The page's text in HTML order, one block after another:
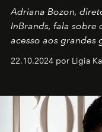
Adriana Bozon,
InBrands, fala sobre
acesso aos grandes
22.10.2024 por Ligia